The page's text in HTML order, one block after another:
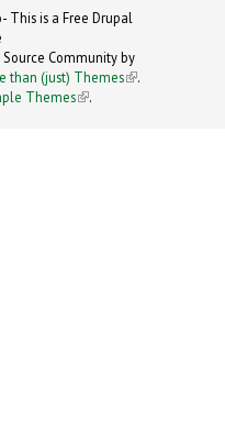
This is a Free Drupal
Community by
than (just) Themes (link is
.
Themes
(link is
.